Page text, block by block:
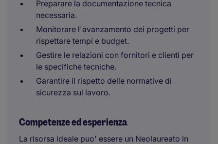
Preparare la documentazione tecnica
necessaria.
Monitorare l'avanzamento dei progetti per
rispettare tempi e budget.
Gestire le relazioni con fornitori e clienti per
le specifiche tecniche.
Garantire il rispetto delle normative di
sicurezza sul lavoro.
Competenze ed esperienza
La risorsa ideale puo' essere un Neolaureato in